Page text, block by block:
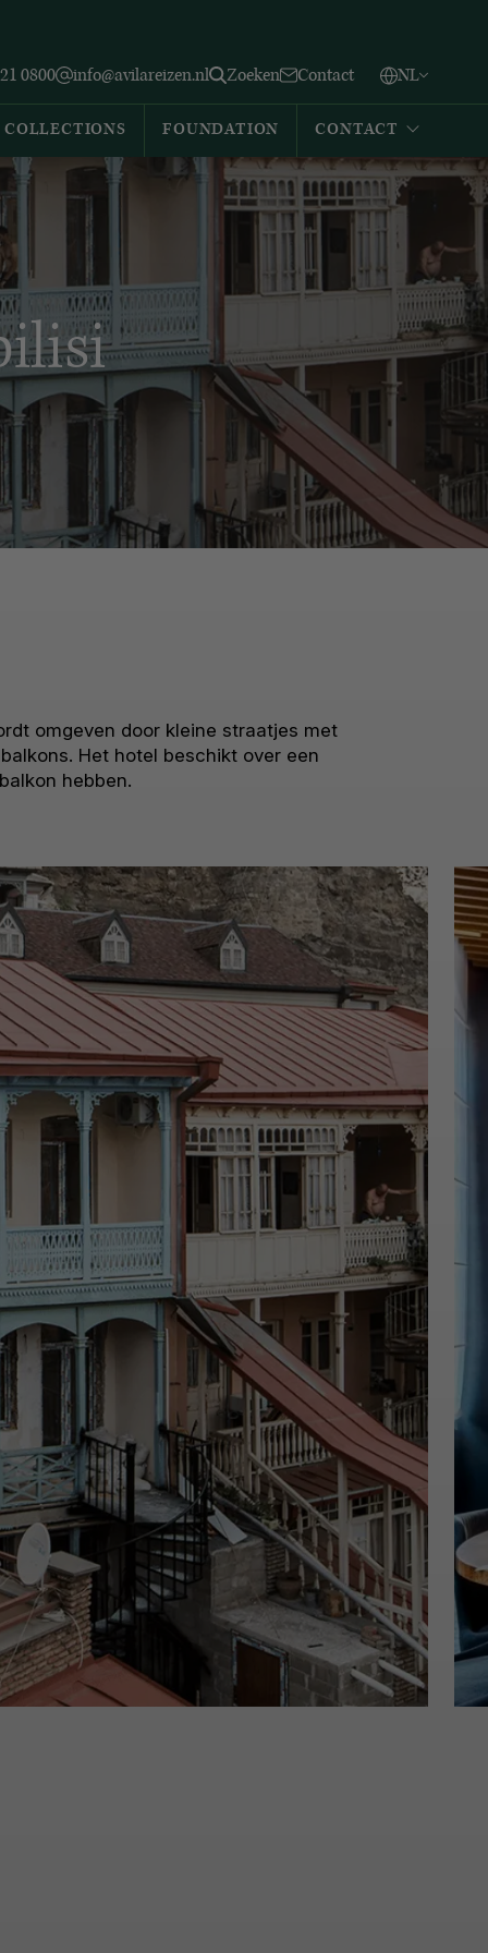
0800 info@avilareizen.nl Zoeken Contact NL
Español
COLLECTIONS FOUNDATION CONTACT
omgeven door kleine straatjes met
Het hotel beschikt over een
hebben.